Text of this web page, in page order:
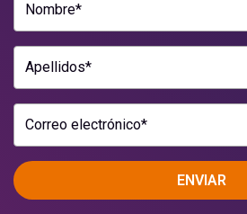
Nombre*
Apellidos*
Correo electrónico*
ENVIAR